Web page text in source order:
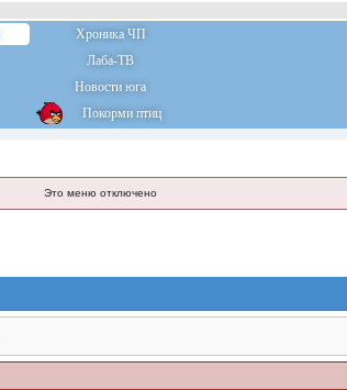
Хроника ЧП
Лаба-ТВ
Новости юга
Покорми птиц
Это меню отключено